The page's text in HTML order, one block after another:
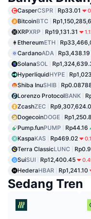
CasperCSPR Rp33.01
BitcoinBTC
XRPXRP Rp19,131.31
EthereumETH
CardanoADA Rp3,438.19
SolanaSOL
HyperliquidHYPE
Shiba InuSHIB
Lorenzo ProtocolBANK
ZcashZEC
DogecoinDOGE
Pump.funPUMP Rp44.16
KaspaKAS Rp469.02
Terra ClassicLUNC
SuiSUI Rp12,400.45
HederaHBAR Rp1,241.10
Sedang Tren